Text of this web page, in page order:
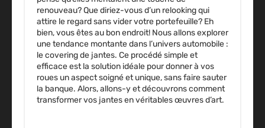
renouveau? Que diriez-vous d’un relooking qui
attire le regard sans vider votre portefeuille? Eh
bien, vous êtes au bon endroit! Nous allons explorer
une tendance montante dans l’univers automobile :
le covering de jantes. Ce procédé simple et
efficace est la solution idéale pour donner à vos
roues un aspect soigné et unique, sans faire sauter
la banque. Alors, allons-y et découvrons comment
transformer vos jantes en véritables œuvres d’art.